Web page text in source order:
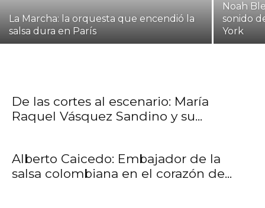
La Marcha: la orquesta que encendió la
salsa dura en París
Noah
sonido
York
De las cortes al escenario: María
Raquel Vásquez Sandino y su...
Alberto Caicedo: Embajador de la
salsa colombiana en el corazón de...